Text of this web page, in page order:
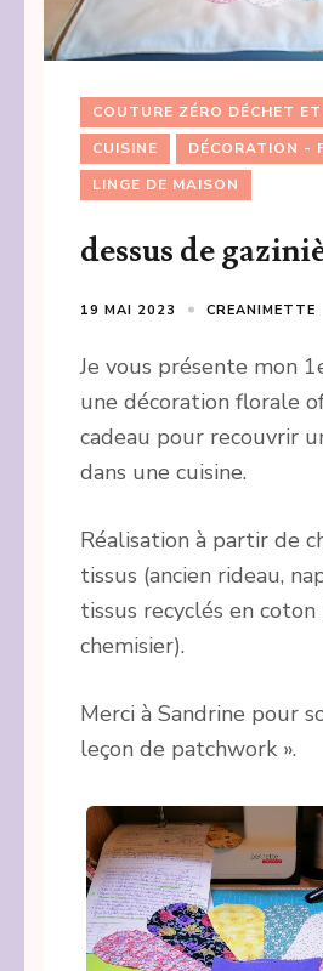
COUTURE ZÉRO DÉCHET
CUISINE
DÉCORATION -
LINGE DE MAISON
dessus de
19 MAI 2023 CREANIMETTE
Je vous présente mon
une décoration florale
cadeau pour recouvrir
dans une cuisine.
Réalisation à partir de
tissus (ancien rideau,
tissus recyclés en
chemisier).
Merci à Sandrine pour
leçon de patchwork ».